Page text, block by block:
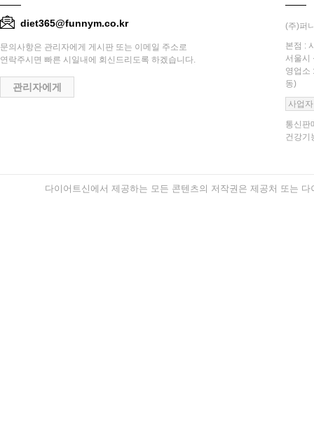
diet365@funnym.co.kr
문의사항은 관리자에게 게시판 또는 이메일 주소로
연락주시면 빠른 시일내에 회신드리도록 하겠습니다.
관리자에게
(주)퍼
본점 :
서울시
영업소
동)
사업
통신판
건강기
다이어트신에서 제공하는 모든 콘텐츠의 저작권은 제공처 또는